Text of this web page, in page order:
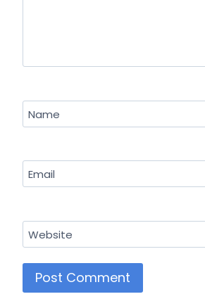
Name
Email
Website